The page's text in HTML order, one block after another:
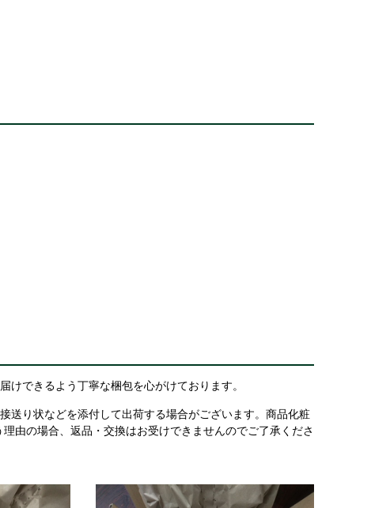
できるよう丁寧な梱包を心がけております。
送り状などを添付して出荷する場合がございます。商品化粧
由の場合、返品・交換はお受けできませんのでご了承くださ